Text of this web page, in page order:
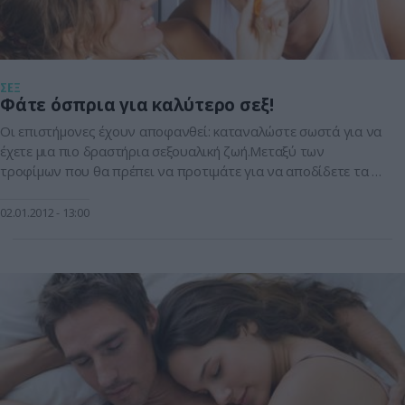
ΣΕΞ
Φάτε όσπρια για καλύτερο σεξ!
Οι επιστήμονες έχουν αποφανθεί: καταναλώστε σωστά για να
έχετε μια πιο δραστήρια σεξουαλική ζωή.Μεταξύ των
τροφίμων που θα πρέπει να προτιμάτε για να αποδίδετε τα …
συμβάλουν στην καλύτερη λειτουργία των νευροδιαβιβαστών
02.01.2012 13:00